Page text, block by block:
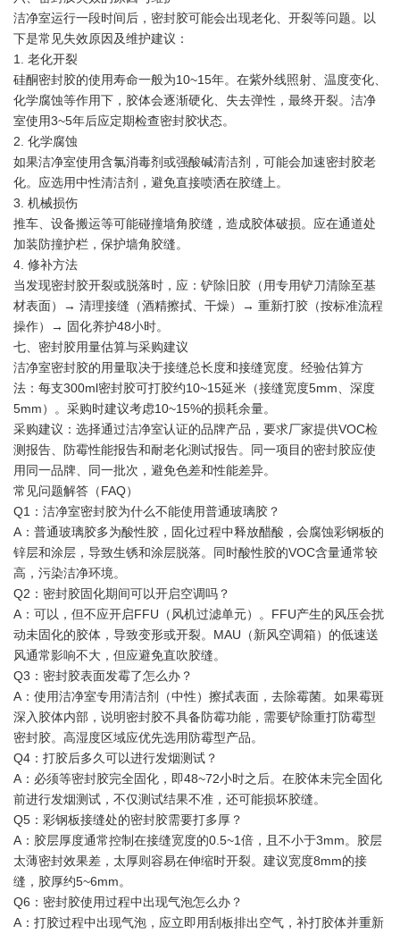
洁净室运行一段时间后，密封胶可能会出现老化、开裂等问题。以
下是常见失效原因及维护建议：
1. 老化开裂
硅酮密封胶的使用寿命一般为10~15年。在紫外线照射、温度变化、
化学腐蚀等作用下，胶体会逐渐硬化、失去弹性，最终开裂。洁净
室使用3~5年后应定期检查密封胶状态。
2. 化学腐蚀
如果洁净室使用含氯消毒剂或强酸碱清洁剂，可能会加速密封胶老
化。应选用中性清洁剂，避免直接喷洒在胶缝上。
3. 机械损伤
推车、设备搬运等可能碰撞墙角胶缝，造成胶体破损。应在通道处
加装防撞护栏，保护墙角胶缝。
4. 修补方法
当发现密封胶开裂或脱落时，应：铲除旧胶（用专用铲刀清除至基
材表面）→ 清理接缝（酒精擦拭、干燥）→ 重新打胶（按标准流程
操作）→ 固化养护48小时。
七、密封胶用量估算与采购建议
洁净室密封胶的用量取决于接缝总长度和接缝宽度。经验估算方
法：每支300ml密封胶可打胶约10~15延米（接缝宽度5mm、深度
5mm）。采购时建议考虑10~15%的损耗余量。
采购建议：选择通过洁净室认证的品牌产品，要求厂家提供VOC检
测报告、防霉性能报告和耐老化测试报告。同一项目的密封胶应使
用同一品牌、同一批次，避免色差和性能差异。
常见问题解答（FAQ）
Q1：洁净室密封胶为什么不能使用普通玻璃胶？
A：普通玻璃胶多为酸性胶，固化过程中释放醋酸，会腐蚀彩钢板的
锌层和涂层，导致生锈和涂层脱落。同时酸性胶的VOC含量通常较
高，污染洁净环境。
Q2：密封胶固化期间可以开启空调吗？
A：可以，但不应开启FFU（风机过滤单元）。FFU产生的风压会扰
动未固化的胶体，导致变形或开裂。MAU（新风空调箱）的低速送
风通常影响不大，但应避免直吹胶缝。
Q3：密封胶表面发霉了怎么办？
A：使用洁净室专用清洁剂（中性）擦拭表面，去除霉菌。如果霉斑
深入胶体内部，说明密封胶不具备防霉功能，需要铲除重打防霉型
密封胶。高湿度区域应优先选用防霉型产品。
Q4：打胶后多久可以进行发烟测试？
A：必须等密封胶完全固化，即48~72小时之后。在胶体未完全固化
前进行发烟测试，不仅测试结果不准，还可能损坏胶缝。
Q5：彩钢板接缝处的密封胶需要打多厚？
A：胶层厚度通常控制在接缝宽度的0.5~1倍，且不小于3mm。胶层
太薄密封效果差，太厚则容易在伸缩时开裂。建议宽度8mm的接
缝，胶厚约5~6mm。
Q6：密封胶使用过程中出现气泡怎么办？
A：打胶过程中出现气泡，应立即用刮板排出空气，补打胶体并重新